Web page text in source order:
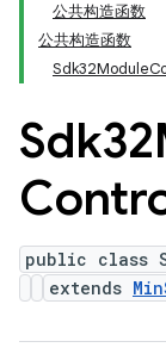
公共构造函数
公共构造函数
public class
extends